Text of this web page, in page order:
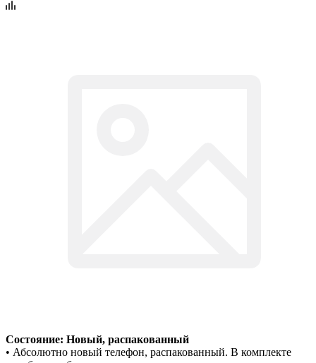
Состояние: Новый, распакованный
• Абсолютно новый телефон, распакованный. В комплекте